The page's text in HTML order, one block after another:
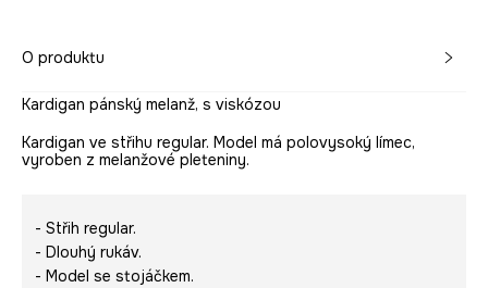
O produktu
Kardigan pánský melanž, s viskózou
Kardigan ve střihu regular. Model má polovysoký límec,
vyroben z melanžové pleteniny.
- Střih regular.
- Dlouhý rukáv.
- Model se stojáčkem.